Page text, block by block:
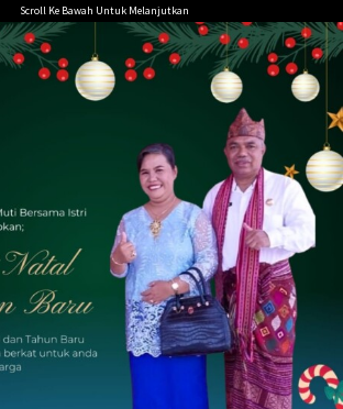
Scroll Ke Bawah Untuk Melanjutkan